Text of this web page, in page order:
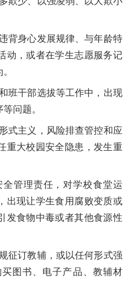
背身心发展规律、与年龄特
动，或者在学生志愿服务记
班干部选拔等工作中，出现
问题。
式主义，风险排查管控和应
重大校园安全隐患，发生重
管理责任，对学校食堂运
出现让学生食用腐败变质或
发食物中毒或者其他食源性
征订教辅，或以任何形式强
图书、电子产品、教辅材